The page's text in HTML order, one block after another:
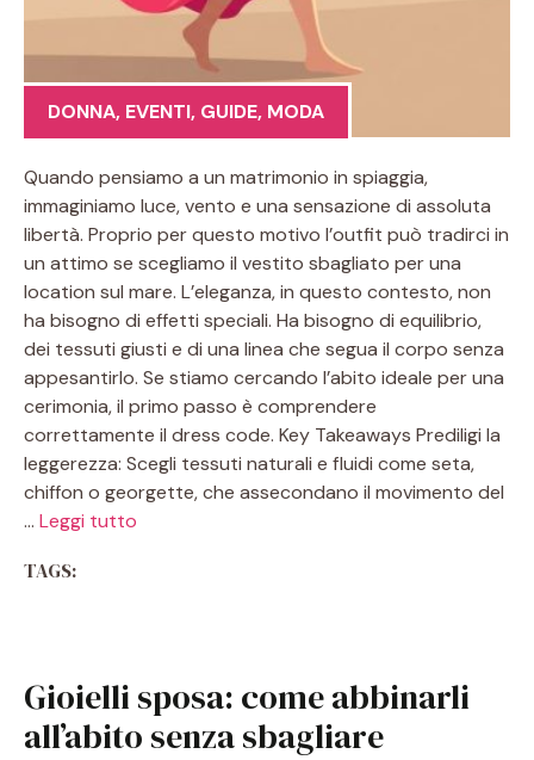
DONNA, EVENTI, GUIDE, MODA
Quando pensiamo a un matrimonio in spiaggia,
immaginiamo luce, vento e una sensazione di assoluta
libertà. Proprio per questo motivo l’outfit può tradirci in
un attimo se scegliamo il vestito sbagliato per una
location sul mare. L’eleganza, in questo contesto, non
ha bisogno di effetti speciali. Ha bisogno di equilibrio,
dei tessuti giusti e di una linea che segua il corpo senza
appesantirlo. Se stiamo cercando l’abito ideale per una
cerimonia, il primo passo è comprendere
correttamente il dress code. Key Takeaways Prediligi la
leggerezza: Scegli tessuti naturali e fluidi come seta,
chiffon o georgette, che assecondano il movimento del
… Leggi tutto
TAGS:
Gioielli sposa: come abbinarli
all’abito senza sbagliare